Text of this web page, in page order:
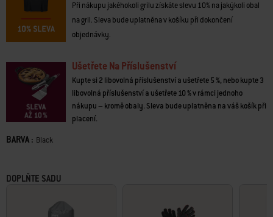
· Porcelánem smaltovaný povrch je odolný proti poškrábání a korozi
· Dostatek místa k přípravě jídla pro 4 až 6 osob
· Nastavitelné průduchy poklopu a grilovacího kotle umožňují regulovat
· Grilovací rošt z pokovené oceli
· Háček na poklop pro zavěšení poklopu na grilovací kotel během
grilování
· Popelník chrání terasu nebo podlahu
· Snadné přemisťování na dvou odolných kolečkách do každého počasí
· Žáruvzdorné rukojeti poklopu a grilovacího kotle
· Spodní úložná police
· 10letá limitovaná záruka
Při nákupu jakéhokoli grilu získáte slevu 10% na jakýkoli obal
na gril. Sleva bude uplatněna v košíku při dokončení
objednávky.
Ušetřete Na Příslušenství
Kupte si 2 libovolná příslušenství a ušetřete 5 %, nebo kupte 3
libovolná příslušenství a ušetřete 10 % v rámci jednoho
nákupu – kromě obaly. Sleva bude uplatněna na váš košík při
placení.
Color
BARVA : Black
DOPLŇTE SADU